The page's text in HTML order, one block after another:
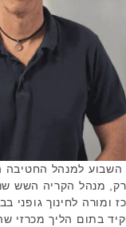
השבוע למנהל החטיבה
מנהל הקריה השש
בתום הליך מכרזי